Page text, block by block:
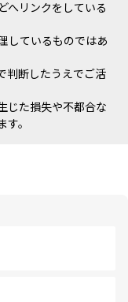
へリンクをしている
しているものではあ
判断したうえでご活
じた損失や不都合な
。